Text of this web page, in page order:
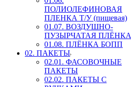
ПОЛИОЛЕФИНОВАЯ
ПЛЕНКА Т/У (пищевая)
01.07. ВОЗДУШНО-
ПУЗЫРЧАТАЯ ПЛЁНКА
01.08. ПЛЁНКА БОПП
02. ПАКЕТЫ
02.01. ФАСОВОЧНЫЕ
ПАКЕТЫ
02.02. ПАКЕТЫ С